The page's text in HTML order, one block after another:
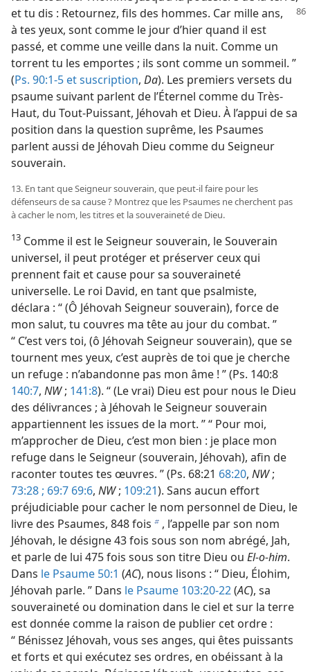
et tu dis : Retournez, fils des hommes. Car mille ans,
à tes yeux, sont comme le jour d’hier quand il est
passé, et comme une veille dans la nuit. Comme un
torrent tu les emportes ; ils sont comme un sommeil. ”
(Ps. 90:1-5 etsuscription, Da). Les premiers versets du
psaume suivant parlent de l’Éternel comme du Très-
Haut, du Tout-Puissant, Jéhovah et Dieu. À l’appui de sa
position dans la question suprême, les Psaumes
parlent aussi de Jéhovah Dieu comme du Seigneur
souverain.
13. En tant que Seigneur souverain, que peut-​il faire pour les
défenseurs de sa cause ? Montrez que les Psaumes ne cherchent pas
à cacher le nom, les titres et la souveraineté de Dieu.
13 Comme il est le Seigneur souverain, le Souverain
universel, il peut protéger et préserver ceux qui
prennent fait et cause pour sa souveraineté
universelle. Le roi David, en tant que psalmiste,
déclara : “ (Ô Jéhovah Seigneur souverain), force de
mon salut, tu couvres ma tête au jour du combat. ”
“ C’est vers toi, (ô Jéhovah Seigneur souverain), que se
tournent mes yeux, c’est auprès de toi que je cherche
un refuge : n’abandonne pas mon âme ! ” (Ps. 140:8
140:7, NW; 141:8). “ (Le vrai) Dieu est pour nous le Dieu
des délivrances ; à Jéhovah le Seigneur souverain
appartiennent les issues de la mort. ” “ Pour moi,
m’approcher de Dieu, c’est mon bien : je place mon
refuge dans le Seigneur (souverain, Jéhovah), afin de
raconter toutes tes œuvres. ” (Ps. 68:21 68:20, NW;
73:28 ; 69:7 69:6, NW; 109:21). Sans aucun effort
préjudiciable pour cacher le nom personnel de Dieu, le
livre des Psaumes, 848 fois b , l’appelle par son nom
Jéhovah, le désigne 43 fois sous son nom abrégé, Jah,
et parle de lui 475 fois sous son titre Dieu ou El-o-him.
Dans le Psaume 50:1 (AC), nous lisons : “ Dieu, Élohim,
Jéhovah parle. ” Dans le Psaume 103:20-22(AC), sa
souveraineté ou domination dans le ciel et sur la terre
est donnée comme la raison de publier cet ordre :
“ Bénissez Jéhovah, vous ses anges, qui êtes puissants
et forts et qui exécutez ses ordres, en obéissant à la